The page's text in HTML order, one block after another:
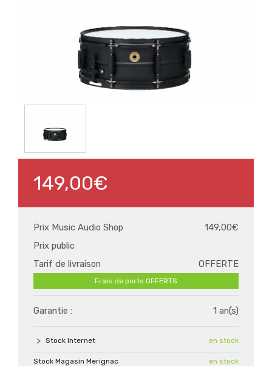
149,00€
Prix Music Audio Shop
149,00€
Prix public
Tarif de livraison
OFFERTE
Frais de ports OFFERTS
Garantie : 1 an(s)
Stock Internet en stock
Stock Magasin Merignac en stock